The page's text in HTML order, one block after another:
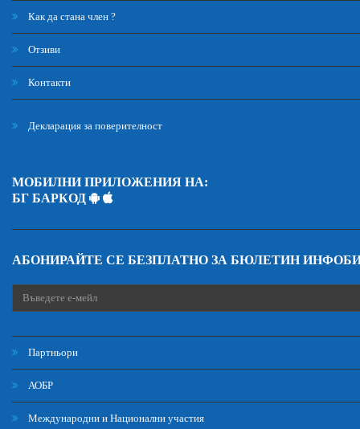
Как да стана член ?
Отзиви
Контакти
Декларация за поверителност
МОБИЛНИ ПРИЛОЖЕНИЯ НА:
БГ БАРКОД
АБОНИРАЙТЕ СЕ БЕЗПЛАТНО ЗА БЮЛЕТИН
Партньори
АОБР
Международни и Национални участия